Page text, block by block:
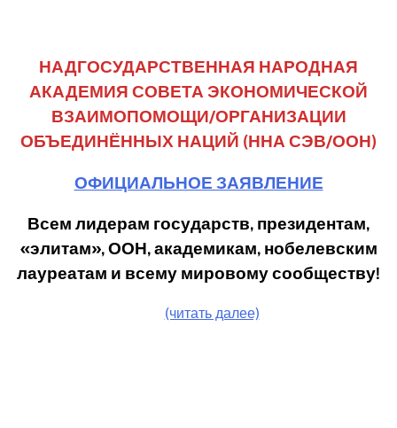
НАДГОСУДАРСТВЕННАЯ НАРОДНАЯ
АКАДЕМИЯ СОВЕТА ЭКОНОМИЧЕСКОЙ
ВЗАИМОПОМОЩИ/ОРГАНИЗАЦИИ
ОБЪЕДИНЁННЫХ НАЦИЙ (ННА СЭВ/ООН)
ОФИЦИАЛЬНОЕ ЗАЯВЛЕНИЕ
Всем лидерам государств, президентам,
«элитам», ООН, академикам, нобелевским
лауреатам и всему мировому сообществу!
(читать далее)